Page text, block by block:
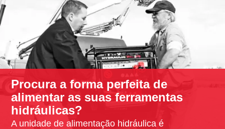
Procura a forma perfeita de
alimentar as suas ferramentas
hidráulicas?
A unidade de alimentação hidráulica é